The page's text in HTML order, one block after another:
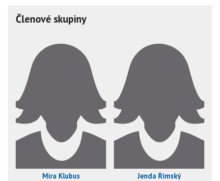
Členové skupiny
Mira Klubus Jenda Římský